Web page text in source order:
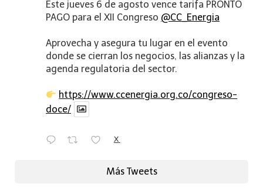
Este jueves 6 de agosto vence tarifa PRONTO
PAGO para el XII Congreso @CC_Energia
Aprovecha y asegura tu lugar en el evento
donde se cierran los negocios, las alianzas y la
agenda regulatoria del sector.
https://www.ccenergia.org.co/congreso-
doce/
X
Más Tweets